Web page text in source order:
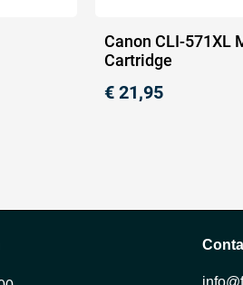
Canon CLI-571XL
Cartridge
€ 21,95